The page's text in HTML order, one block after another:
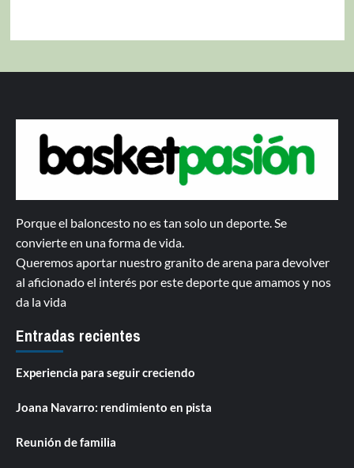
Porque el baloncesto no es tan solo un deporte. Se
convierte en una forma de vida.
Queremos aportar nuestro granito de arena para devolver
al aficionado el interés por este deporte que amamos y nos
da la vida
Entradas recientes
Experiencia para seguir creciendo
Joana Navarro: rendimiento en pista
Reunión de familia